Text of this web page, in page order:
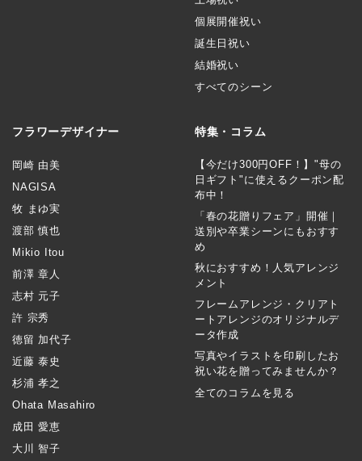
個展開催祝い
誕生日祝い
結婚祝い
すべてのシーン
フラワーデザイナー
岡崎 由美
NAGISA
牧 まゆ実
渡部 慎也
Mikio Itou
前澤 章人
志村 元子
許 宗秀
徳留 加代子
近藤 泰史
杉浦 孝之
Ohata Masahiro
成田 愛恵
大川 智子
特集・コラム
【今だけ300円OFF！】"母の
日ギフト"に使えるクーポン配
布中！
「春の花贈りフェア」開催｜
送別や卒業シーンにもおすす
め
秋におすすめ！人気アレンジ
メント
フレームアレンジ・クリアト
ートアレンジのオリジナルデ
ータ作成
写真やイラストを印刷したお
祝い花を贈ってみませんか？
全てのコラムを見る